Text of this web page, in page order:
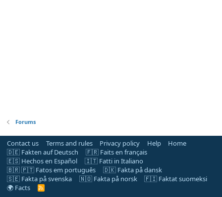
Forums
Contact us Terms and rules Privacy policy Help
Home
🇩🇪 Fakten auf Deutsch
🇫🇷 Faits en français
🇪🇸 Hechos en Español
🇮🇹 Fatti in Italiano
🇧🇷 🇵🇹 Fatos em português
🇩🇰 Fakta på dansk
🇸🇪 Fakta på svenska
🇳🇴 Fakta på norsk
🇫🇮 Faktat suomeksi
🌍 Facts
R